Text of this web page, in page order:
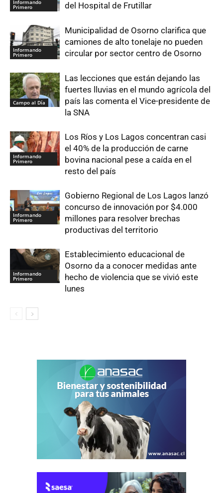
Informando
Primero del Hospital de Frutillar
Informando
Primero
Municipalidad de Osorno clarifica que
camiones de alto tonelaje no pueden
circular por sector centro de Osorno
Campo al Día
Las lecciones que están dejando las
fuertes lluvias en el mundo agrícola del
país las comenta el Vice-presidente de
la SNA
Informando
Primero
Los Ríos y Los Lagos concentran casi
el 40% de la producción de carne
bovina nacional pese a caída en el
resto del país
Informando
Primero
Gobierno Regional de Los Lagos lanzó
concurso de innovación por $4.000
millones para resolver brechas
productivas del territorio
Informando
Primero
Establecimiento educacional de
Osorno da a conocer medidas ante
hecho de violencia que se vivió este
lunes